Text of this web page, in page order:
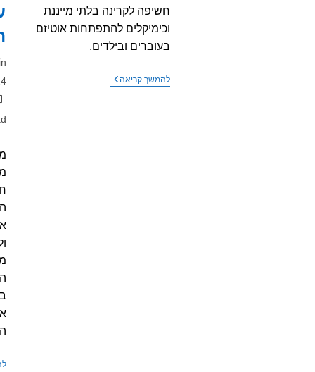
חשיפה לקרינה בלתי מייננת
וכימיקלים להתפתחות אוטיזם
בעוברים ובילדים.
להמשך קריאהמאמר